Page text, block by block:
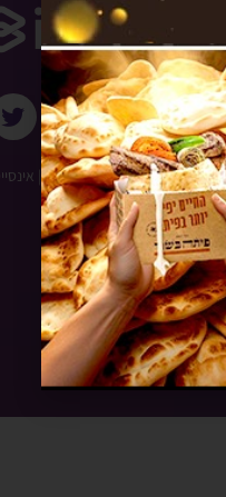
© כל הזכויות שמורות – ‫insight | אינסייט – פתרונות וחיבורים עסקיים
UDIGITAL פיתוח אתרים